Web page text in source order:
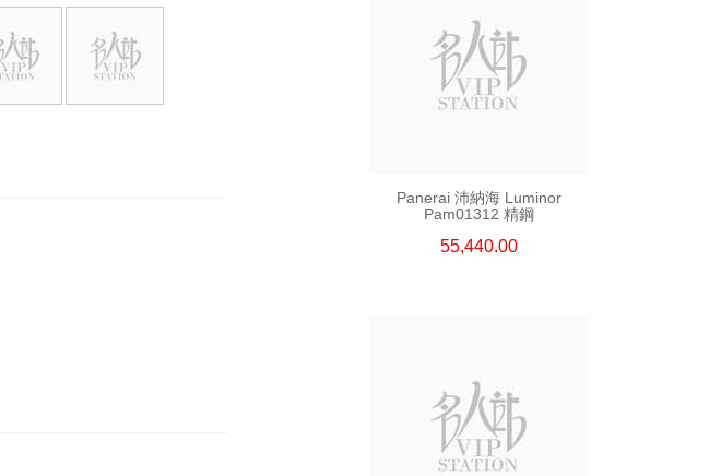
Panerai 沛納海 Luminor
Pam01312 精鋼
55,440.00